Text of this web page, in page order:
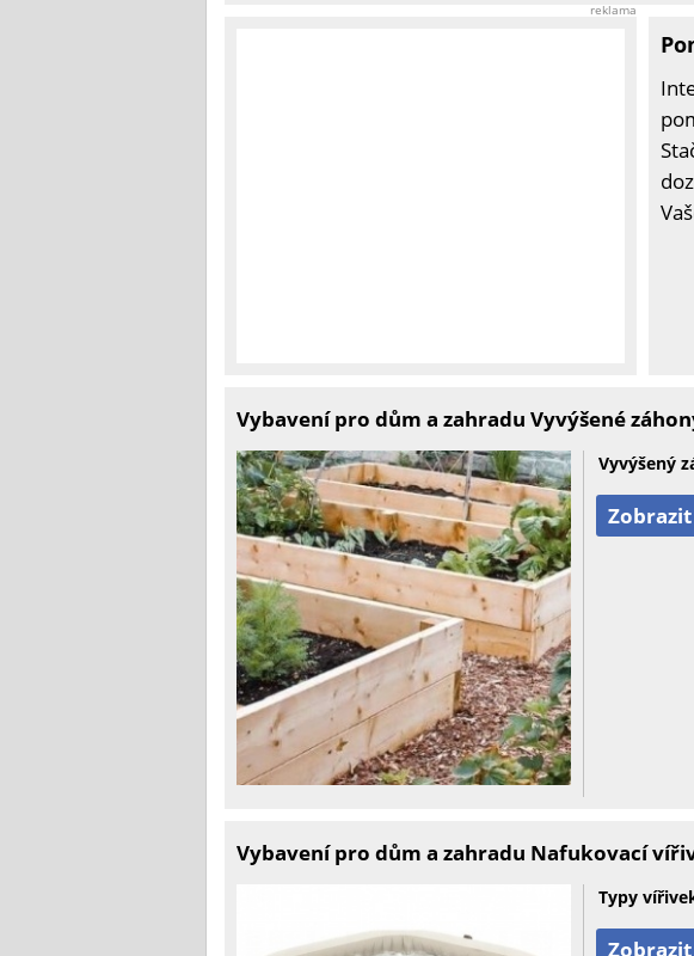
reklama
Vybavení pro dům a zahradu Vyvýšené
Vyvýšený
Vybavení pro dům a zahradu Nafukovací
Typy